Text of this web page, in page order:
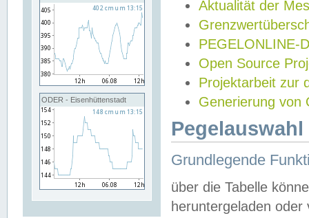
ODER - Eisenhüttenstadt
Aktualität der
PEGELONLINE-
Open Source
Projektarbeit zur
Generierung von
Grundlegende
über die Tabelle
heruntergeladen oder